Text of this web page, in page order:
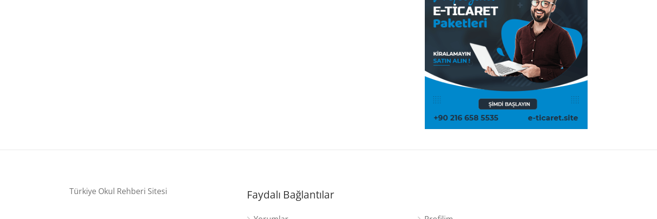
Türkiye Okul Rehberi Sitesi Faydalı Bağlantılar